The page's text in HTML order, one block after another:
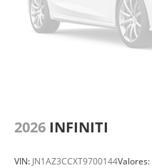
2026 INFINITI
VIN: JN1AZ3CCXT9700144Valores: